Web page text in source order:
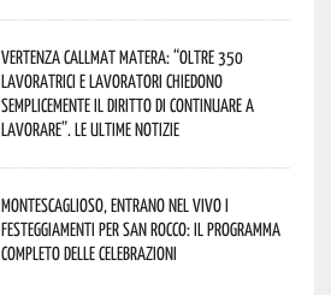
Vertenza CallMat Matera: “Oltre 350
lavoratrici e lavoratori chiedono
semplicemente il diritto di continuare a
lavorare”. Le ultime notizie
Montescaglioso, entrano nel vivo i
festeggiamenti per San Rocco: il programma
completo delle celebrazioni